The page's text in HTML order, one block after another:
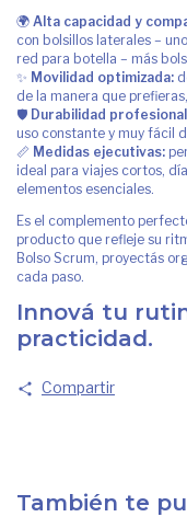
🌍 Alta capacidad y
con bolsillos laterales –
red para botella – más
✨ Movilidad optimizada:
de la manera que
🛡️ Durabilidad
uso constante y muy fácil
📏 Medidas ejecutivas:
ideal para viajes cortos,
elementos esenciales.
Es el complemento
producto que refleje su
Bolso Scrum, proyectás
cada paso.
Innová tu
practicidad.
Compartir
También te